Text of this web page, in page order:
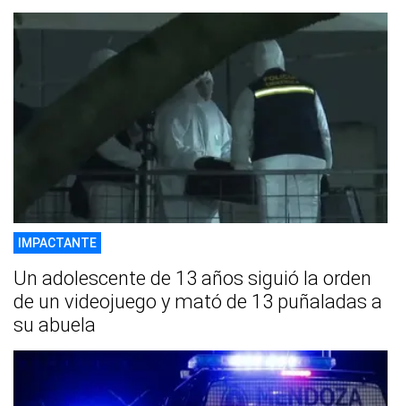
IMPACTANTE
Un adolescente de 13 años siguió la orden
de un videojuego y mató de 13 puñaladas a
su abuela